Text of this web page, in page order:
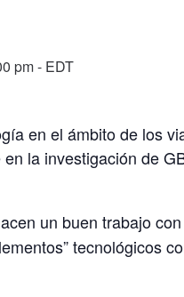
pm- EDT
en el ámbito de los
la investigación de
un buen trabajo
tecnológicos